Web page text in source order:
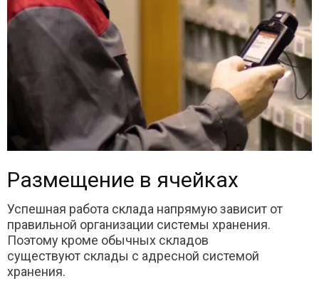
Размещение в ячейках
Успешная работа склада напрямую зависит от
правильной организации системы хранения.
Поэтому кроме обычных складов
существуют склады с адресной системой
хранения.